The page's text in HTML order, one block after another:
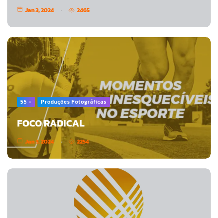
Jan 3, 2024 2465
55 + Produções Fotográficas
FOCO RADICAL
Jan 3, 2024 2254